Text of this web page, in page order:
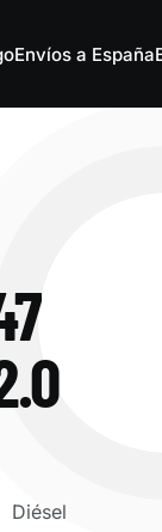
Envíos a España
Diésel